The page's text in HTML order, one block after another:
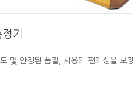
기
및 안정된 품질, 사용의 편의성을 보